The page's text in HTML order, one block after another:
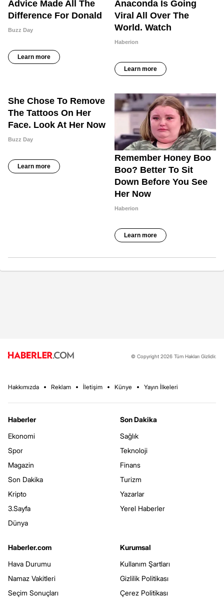
© Copyright 2026 Tüm Hakları Gizlidir.
Hakkımızda Reklam İletişim Künye Yayın İlkeleri
Haberler
Ekonomi
Spor
Magazin
Son Dakika
Kripto
3.Sayfa
Dünya
Son Dakika
Sağlık
Teknoloji
Finans
Turizm
Yazarlar
Yerel Haberler
Haberler.com
Hava Durumu
Namaz Vakitleri
Seçim Sonuçları
Kurumsal
Kullanım Şartları
Gizlilik Politikası
Çerez Politikası